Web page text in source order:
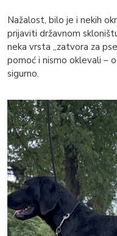
Nažalost, bilo je i nekih
prijaviti državnom
neka vrsta „zatvora za
pomoć i nismo oklevali –
sigurno.